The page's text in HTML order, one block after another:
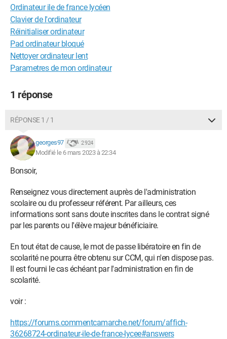
Ordinateur ile de france lycéen
Clavier de l'ordinateur
Réinitialiser ordinateur
Pad ordinateur bloqué
Nettoyer ordinateur lent
Parametres de mon ordinateur
1 réponse
RÉPONSE 1 / 1
georges97 2 924
Modifié le 6 mars 2023 à 22:34
Bonsoir,
Renseignez vous directement auprès de l'administration
scolaire ou du professeur référent. Par ailleurs, ces
informations sont sans doute inscrites dans le contrat signé
par les parents ou l'élève majeur bénéficiaire.
En tout état de cause, le mot de passe libératoire en fin de
scolarité ne pourra être obtenu sur CCM, qui n'en dispose pas.
Il est fourni le cas échéant par l'administration en fin de
scolarité.
voir :
https://forums.commentcamarche.net/forum/affich-
36268724-ordinateur-ile-de-france-lycee#answers